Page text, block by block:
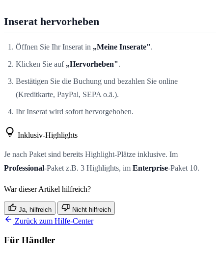
Inserat hervorheben
Öffnen Sie Ihr Inserat in „Meine Inserate".
Klicken Sie auf „Hervorheben".
Bestätigen Sie die Buchung und bezahlen Sie online
(Kreditkarte, PayPal, SEPA o.ä.).
Ihr Inserat wird sofort hervorgehoben.
lightbulb Inklusiv-Highlights
Je nach Paket sind bereits Highlight-Plätze inklusive. Im
Professional-Paket z.B. 3 Highlights, im Enterprise-Paket 10.
War dieser Artikel hilfreich?
thumb_up Ja, hilfreich thumb_down Nicht hilfreich
arrow_back Zurück zum Hilfe-Center
Für Händler